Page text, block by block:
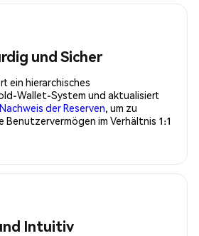
und Sicher
ein hierarchisches
Wallet-System und aktualisiert
Nachweis der Reserven, um zu
Benutzervermögen im Verhältnis 1:1
Intuitiv